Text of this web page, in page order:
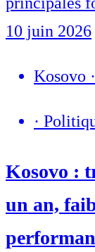
10 juin 2026
Kosovo ·
·
Kosovo :
un an,